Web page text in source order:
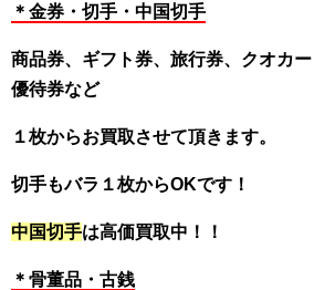
＊金券・切手・中国切手
商品券、ギフト券、旅行券、クオカ
優待券など
１枚からお買取させて頂きます。
切手もバラ１枚からOKです！
中国切手は高価買取中！！
＊骨董品・古銭